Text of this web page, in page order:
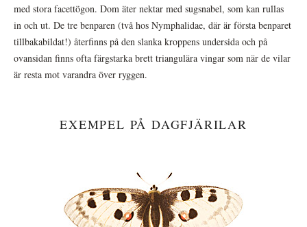
med stora facettögon. Dom äter nektar med sugsnabel, som kan rullas
in och ut. De tre benparen (två hos Nymphalidae, där är första benparet
tillbakabildat!) återfinns på den slanka kroppens undersida och på
ovansidan finns ofta färgstarka brett triangulära vingar som när de vilar
är resta mot varandra över ryggen.
EXEMPEL PÅ DAGFJÄRILAR